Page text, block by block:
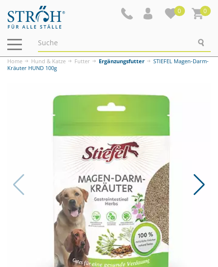
0 0
Navigation
ein-/ausblenden
Home Hund & Katze Futter Ergänzungsfutter
STIEFEL Magen-Darm-
Kräuter HUND 100g